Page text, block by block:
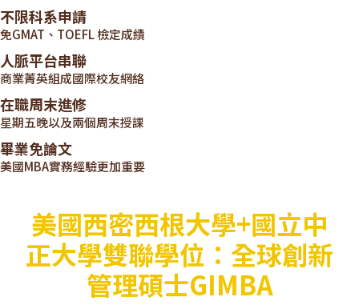
不限科系申請
免GMAT、TOEFL 檢定成績
人脈平台串聯
商業菁英組成國際校友網絡
在職周末進修
星期五晚以及兩個周末授課
畢業免論文
美國MBA實務經驗更加重要
美國西密西根大學+國立中
正大學雙聯學位：全球創新
管理碩士GIMBA